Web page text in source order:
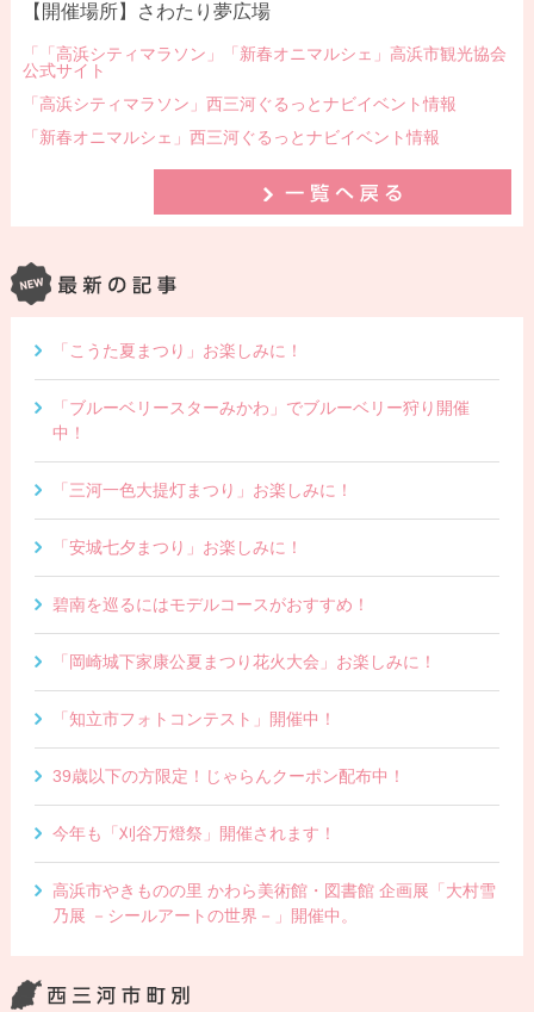
【開催場所】さわたり夢広場
「「高浜シティマラソン」「新春オニマルシェ」高浜市観光協会
公式サイト
「高浜シティマラソン」西三河ぐるっとナビイベント情報
「新春オニマルシェ」西三河ぐるっとナビイベント情報
「こうた夏まつり」お楽しみに！
「ブルーベリースターみかわ」でブルーベリー狩り開催
中！
「三河一色大提灯まつり」お楽しみに！
「安城七夕まつり」お楽しみに！
碧南を巡るにはモデルコースがおすすめ！
「岡崎城下家康公夏まつり花火大会」お楽しみに！
「知立市フォトコンテスト」開催中！
39歳以下の方限定！じゃらんクーポン配布中！
今年も「刈谷万燈祭」開催されます！
高浜市やきものの里 かわら美術館・図書館 企画展「大村雪
乃展 －シールアートの世界－」開催中。